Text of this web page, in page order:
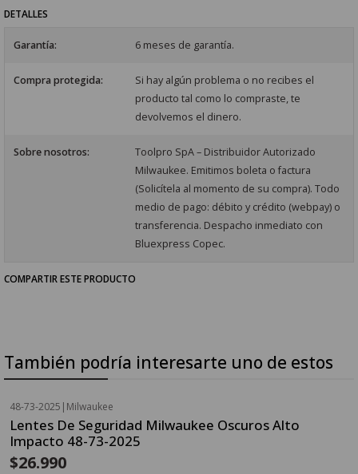
DETALLES
Garantía: 6 meses de garantía.
Compra protegida:
Si hay algún problema o no recibes el
producto tal como lo compraste, te
devolvemos el dinero.
Sobre nosotros:
Toolpro SpA – Distribuidor Autorizado
Milwaukee. Emitimos boleta o factura
(Solicítela al momento de su compra). Todo
medio de pago: débito y crédito (webpay) o
transferencia. Despacho inmediato con
Bluexpress Copec.
COMPARTIR ESTE PRODUCTO
También podría interesarte uno de estos
Agotado
48-73-2025 | Milwaukee
Lentes De Seguridad Milwaukee Oscuros Alto
Impacto 48-73-2025
$26.990